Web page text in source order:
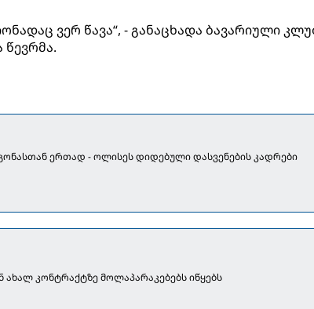
ვერ წავა“, - განაცხადა ბავარიული
ერთად - ოლისეს დიდებული დასვენების კადრები
ახალ კონტრაქტზე მოლაპარაკებებს იწყებს